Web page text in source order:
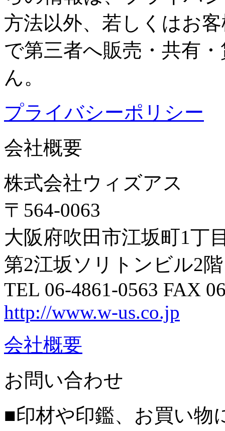
方法以外、若しくはお
で第三者へ販売・共有
ん。
プライバシーポリシー
会社概要
株式会社ウィズアス
〒564-0063
大阪府吹田市江坂町1丁
第2江坂ソリトンビル2階
TEL 06-4861-0563 FAX
http://www.w-us.co.jp
会社概要
お問い合わせ
■印材や印鑑、お買い物